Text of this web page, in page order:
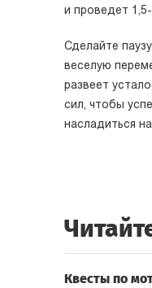
и проведет
Сделайте
веселую
развеет
сил, чтобы
насладиться
Квесты по